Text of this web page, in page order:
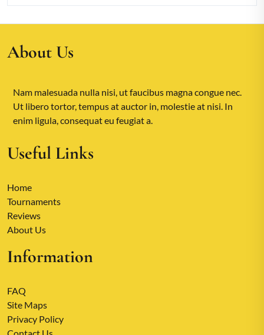
About Us
Nam malesuada nulla nisi, ut faucibus magna congue nec.
Ut libero tortor, tempus at auctor in, molestie at nisi. In
enim ligula, consequat eu feugiat a.
Useful Links
Home
Tournaments
Reviews
About Us
Information
FAQ
Site Maps
Privacy Policy